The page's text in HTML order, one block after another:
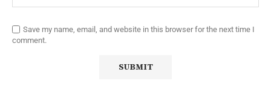
Save my name, email, and website in this browser for the next time I
comment.